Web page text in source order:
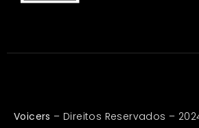
Voicers – Direitos Reservados –